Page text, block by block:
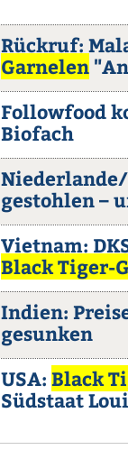
Rückruf:
Garnelen
Followfood
Biofach
gestohlen –
Vietnam:
Black Tiger-
Indien:
gesunken
USA: Black
Südstaat